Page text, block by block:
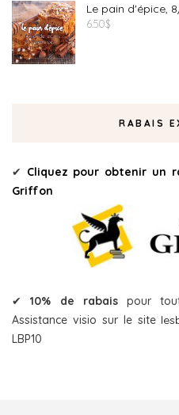
Le pain d'épice,
6.50$
RABAIS
✔ Cliquez pour obtenir un
Griffon
✔10% de rabaispour tout
Assistance visio sur le site
LBP10